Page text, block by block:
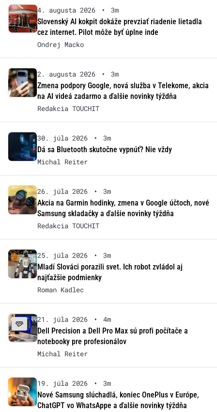
4. augusta 2026 •
3m
Slovenský AI kokpit dokáže prevziať riadenie lietadla
cez internet. Pilot môže byť úplne inde
Ondrej Macko
2. augusta 2026 •
3m
Zmena podpory Google, nová služba v Telekome, akcia
na AI videá zadarmo a ďalšie novinky týždňa
Redakcia TOUCHIT
30. júla 2026 •
3m
Dá sa Bluetooth skutočne vypnúť? Nie vždy
Michal Reiter
26. júla 2026 •
3m
Akcia na Garmin hodinky, zmena v Google účtoch, nové
Samsung skladačky a ďalšie novinky týždňa
Redakcia TOUCHIT
25. júla 2026 •
3m
Mladí Slováci porazili svet. Ich robot zvládol aj
najťažšie podmienky
Roman Kadlec
21. júla 2026 •
4m
Dell Precision a Dell Pro Max sú profi počítače a
notebooky pre profesionálov
Michal Reiter
19. júla 2026 •
3m
Nové Samsung slúchadlá, koniec OnePlus v Európe,
ChatGPT vo WhatsAppe a ďalšie novinky týždňa